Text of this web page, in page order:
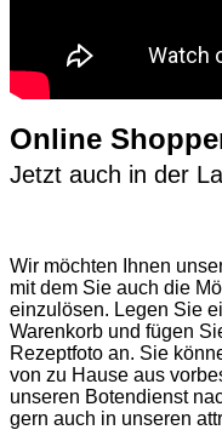
Online
Jetzt auch in der
Wir möchten Ihnen
mit dem Sie auch die
einzulösen. Legen Sie
Warenkorb und fügen
Rezeptfoto an. Sie
von zu Hause aus
unseren Botendienst
gern auch in unseren